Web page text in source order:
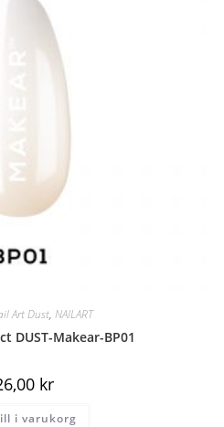
Art Dust, NAILART
DUST-Makear-BP01
kr
i varukorg